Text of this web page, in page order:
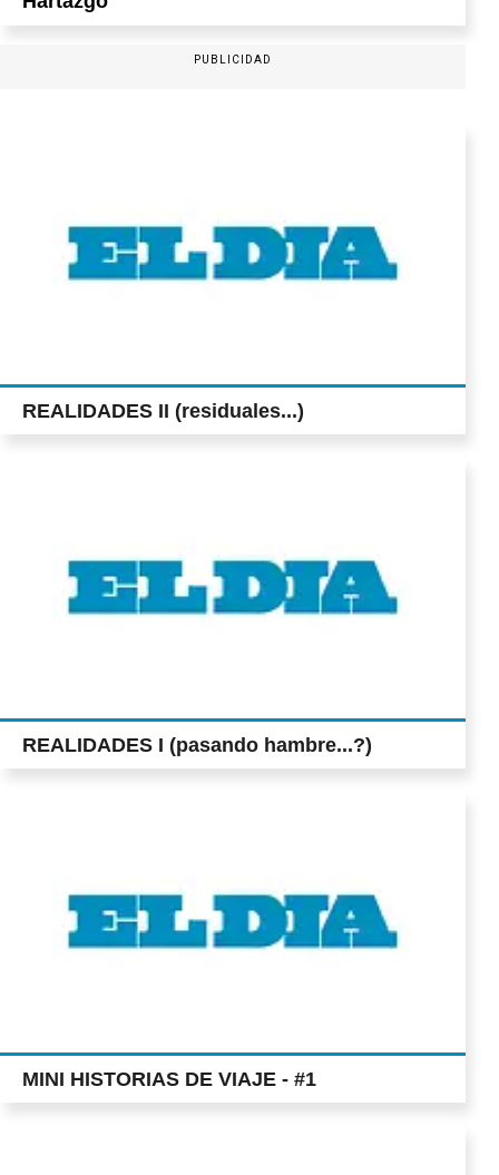
PUBLICIDAD
REALIDADES II (residuales...)
REALIDADES I (pasando hambre...?)
MINI HISTORIAS DE VIAJE - #1